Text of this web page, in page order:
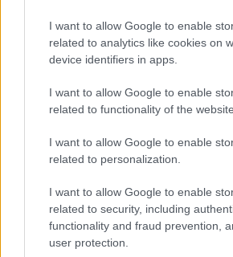
I want to allow Google to enable
related to analytics like cookies on
device identifiers in apps.
I want to allow Google to enable
related to functionality of the
I want to allow Google to enable
related to personalization.
I want to allow Google to enable
related to security, including
functionality and fraud prevention,
user protection.
Στροπωνιάτη και θα…